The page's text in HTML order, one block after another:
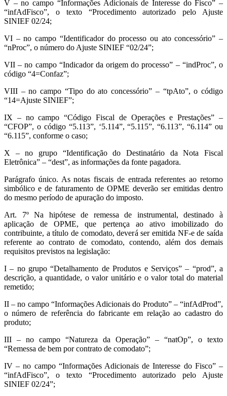
V – no campo “Informações Adicionais de Interesse do Fisco” –
“infAdFisco”, o texto “Procedimento autorizado pelo Ajuste
SINIEF 02/24;
VI – no campo “Identificador do processo ou ato concessório” –
“nProc”, o número do Ajuste SINIEF “02/24”;
VII – no campo “Indicador da origem do processo” – “indProc”, o
código “4=Confaz”;
VIII – no campo “Tipo do ato concessório” – “tpAto”, o código
“14=Ajuste SINIEF”;
IX – no campo “Código Fiscal de Operações e Prestações” –
“CFOP”, o código “5.113”, ‘5.114”, “5.115”, “6.113”, “6.114” ou
“6.115”, conforme o caso;
X – no grupo “Identificação do Destinatário da Nota Fiscal
Eletrônica” – “dest”, as informações da fonte pagadora.
Parágrafo único. As notas fiscais de entrada referentes ao retorno
simbólico e de faturamento de OPME deverão ser emitidas dentro
do mesmo período de apuração do imposto.
Art. 7º Na hipótese de remessa de instrumental, destinado à
aplicação de OPME, que pertença ao ativo imobilizado do
contribuinte, a título de comodato, deverá ser emitida NF-e de saída
referente ao contrato de comodato, contendo, além dos demais
requisitos previstos na legislação:
I – no grupo “Detalhamento de Produtos e Serviços” – “prod”, a
descrição, a quantidade, o valor unitário e o valor total do material
remetido;
II – no campo “Informações Adicionais do Produto” – “infAdProd”,
o número de referência do fabricante em relação ao cadastro do
produto;
III – no campo “Natureza da Operação” – “natOp”, o texto
“Remessa de bem por contrato de comodato”;
IV – no campo “Informações Adicionais de Interesse do Fisco” –
“infAdFisco”, o texto “Procedimento autorizado pelo Ajuste
SINIEF 02/24”;